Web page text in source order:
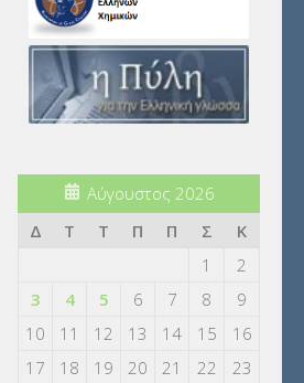
Αύγουστος 2026
Δ
Τ Τ Π Π Σ
Κ
1
2
3
4 5 6 7 8
9
10
11 12 13 14 15
16
17
18 19 20 21 22 23